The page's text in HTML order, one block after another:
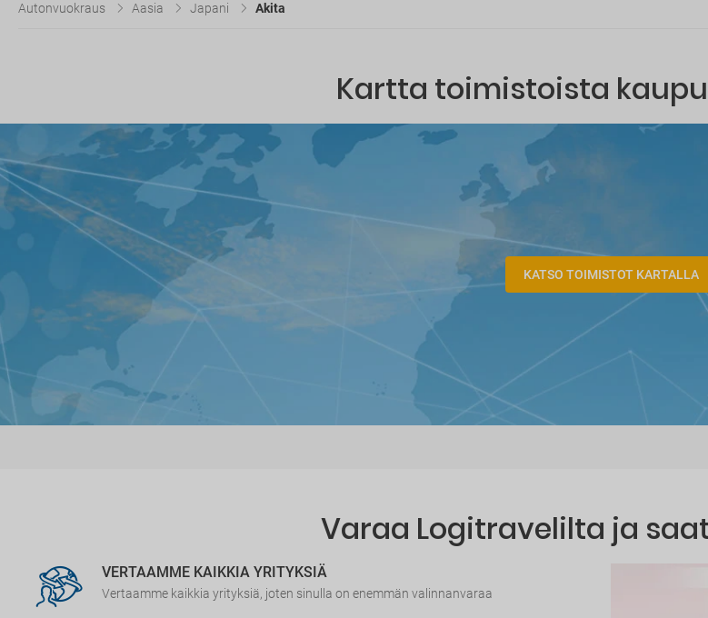
Autonvuokraus Aasia Japani Akita
Kartta toimistoista
KATSO TOIMISTOT KARTALLA
Varaa Logitravelilta ja
VERTAAMME KAIKKIA YRITYKSIÄ
Vertaamme kaikkia yrityksiä, joten sinulla on enemmän valinnanvaraa